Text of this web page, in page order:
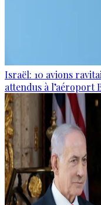
Israël: 10 avions
attendus à l’aéroport